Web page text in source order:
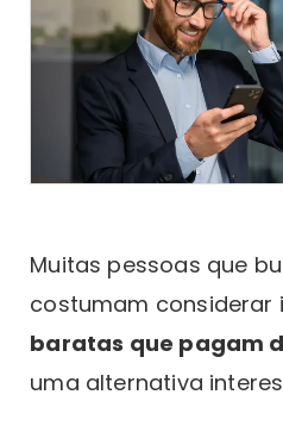
Muitas pessoas que
costumam considerar
baratas que pagam
uma alternativa